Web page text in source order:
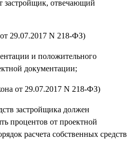
застройщик, отвечающий
29.07.2017 N 218-ФЗ)
и положительного
документации;
от 29.07.2017 N 218-ФЗ)
застройщика должен
процентов от проектной
расчета собственных средств